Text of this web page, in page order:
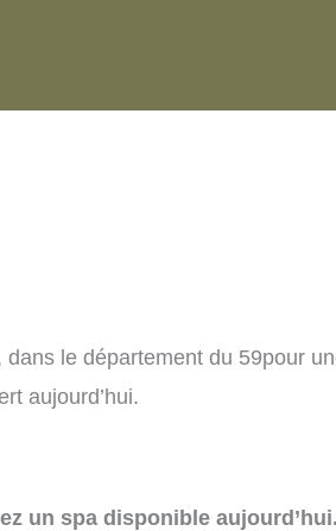
le département du 59pour
aujourd’hui.
un spa disponible aujourd’hui.